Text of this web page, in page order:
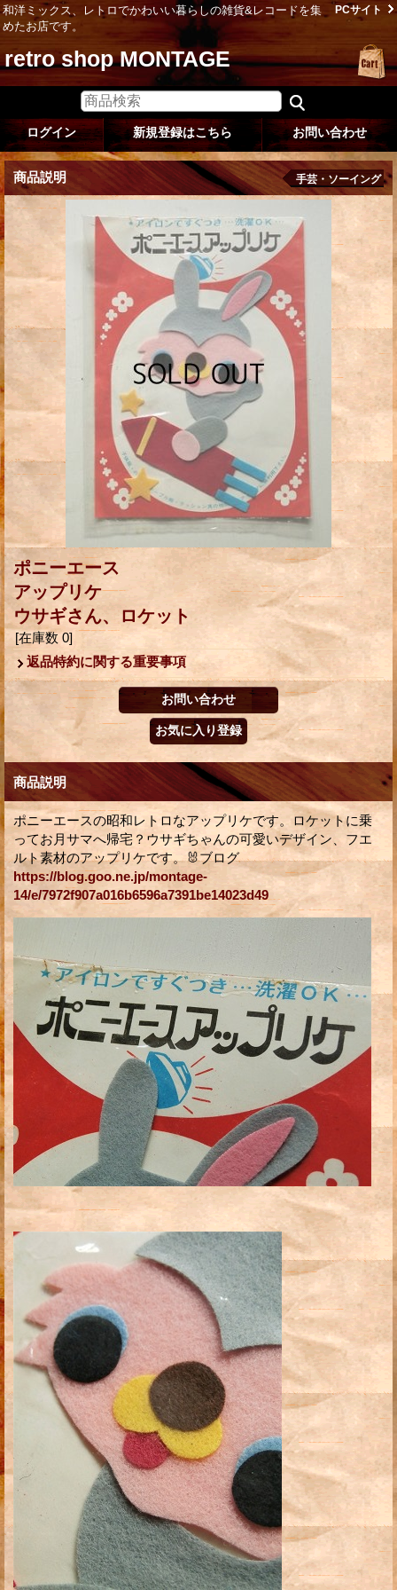
和洋ミックス、レトロでかわいい暮らしの雑貨&レコードを集
めたお店です。
PCサイト
retro shop MONTAGE
ログイン 新規登録はこちら お問い合わせ
商品説明 手芸・ソーイング
ポニーエース
アップリケ
ウサギさん、ロケット
[在庫数 0]
返品特約に関する重要事項
商品説明
ポニーエースの昭和レトロなアップリケです。ロケットに乗
ってお月サマへ帰宅？ウサギちゃんの可愛いデザイン、フエ
ルト素材のアップリケです。🐰ブログ
https://blog.goo.ne.jp/montage-
14/e/7972f907a016b6596a7391be14023d49